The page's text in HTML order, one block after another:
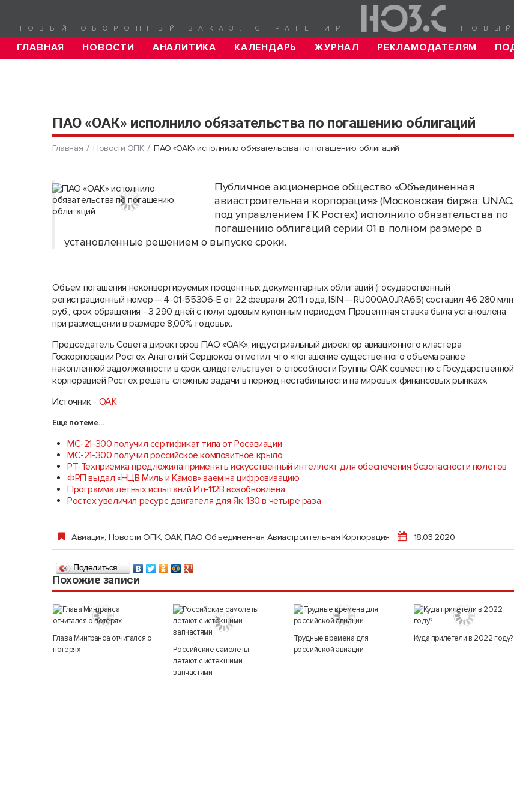
НОВЫЙ ОБОРОННЫЙ ЗАКАЗ. СТРАТЕГИИ
ГЛАВНАЯ НОВОСТИ АНАЛИТИКА КАЛЕНДАРЬ ЖУРНАЛ РЕКЛАМОДАТЕЛЯМ
ПАО «ОАК» исполнило обязательства по погашению облигаций
Главная Новости ОПК ПАО «ОАК» исполнило обязательства по погашению облигаций
Публичное акционерное общество «Объединенная
авиастроительная корпорация» (Московская биржа: UNAC,
под управлением ГК Ростех) исполнило обязательства по
погашению облигаций серии 01 в полном размере в
установленные решением о выпуске сроки.
Объем погашения неконвертируемых процентных документарных облигаций (государственный
регистрационный номер ─ 4-01-55306-E от 22 февраля 2011 года, ISIN ─ RU000A0JRA65) составил 46 280 млн
руб., срок обращения - 3 290 дней с полугодовым купонным периодом. Процентная ставка была установлена
при размещении в размере 8,00% годовых.
Председатель Совета директоров ПАО «ОАК», индустриальный директор авиационного кластера
Госкорпорации Ростех Анатолий Сердюков отметил, что «погашение существенного объема ранее
накопленной задолженности в срок свидетельствует о способности Группы ОАК совместно с Государственной
корпорацией Ростех решать сложные задачи в период нестабильности на мировых финансовых рынках».
Источник - ОАК
Еще по теме...
МС-21-300 получил сертификат типа от Росавиации
МС-21-300 получил российское композитное крыло
РТ-Техприемка предложила применять искусственный интеллект для обеспечения безопасности полетов
ФРП выдал «НЦВ Миль и Камов» заем на цифровизацию
Программа летных испытаний Ил-112В возобновлена
Ростех увеличил ресурс двигателя для Як-130 в четыре раза
Авиация, Новости ОПК,ОАК, ПАО Объединенная Авиастроительная Корпорация 18.03.2020
Поделиться…
Похожие записи
Глава Минтранса отчитался о
потерях
Российские самолеты
летают с истекшими
запчастями
Трудные времена для
российской авиации
Куда прилетели в 2022 году?